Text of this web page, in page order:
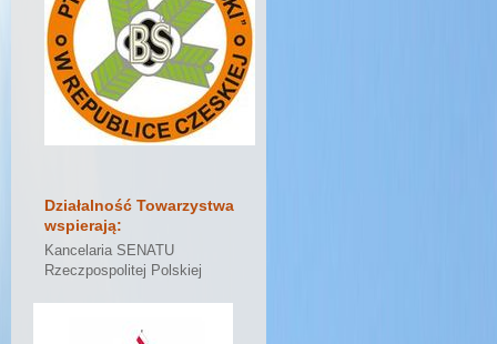
Działalność Towarzystwa
wspierają:
Kancelaria SENATU
Rzeczpospolitej Polskiej